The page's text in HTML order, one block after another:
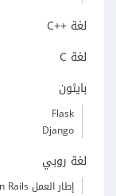
لغة C++‎
لغة C
بايثون
Flask
Django
لغة روبي
إطار العمل Ruby on Rails